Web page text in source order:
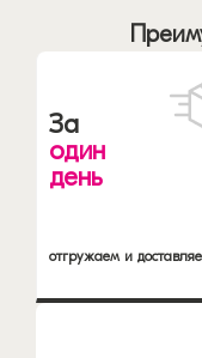
За
один
день
отгружаем и